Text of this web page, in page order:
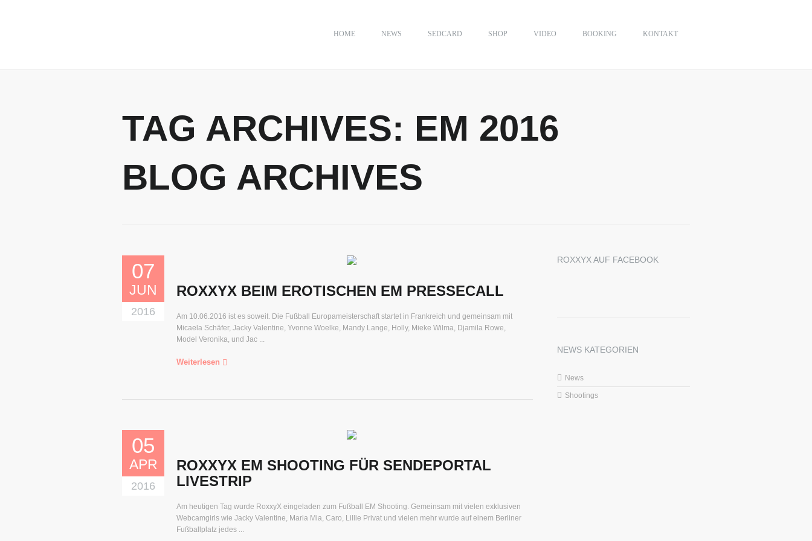
HOME NEWS SEDCARD SHOP VIDEO BOOKING KONTAKT
TAG ARCHIVES: EM 2016
BLOG ARCHIVES
07
JUN
2016
ROXXYX BEIM EROTISCHEN EM PRESSECALL
Am 10.06.2016 ist es soweit. Die Fußball Europameisterschaft startet in Frankreich und gemeinsam mit
Micaela Schäfer, Jacky Valentine, Yvonne Woelke, Mandy Lange, Holly, Mieke Wilma, Djamila Rowe,
Model Veronika, und Jac ...
Weiterlesen
05
APR
2016
ROXXYX EM SHOOTING FÜR SENDEPORTAL
LIVESTRIP
Am heutigen Tag wurde RoxxyX eingeladen zum Fußball EM Shooting. Gemeinsam mit vielen exklusiven
Webcamgirls wie Jacky Valentine, Maria Mia, Caro, Lillie Privat und vielen mehr wurde auf einem Berliner
Fußballplatz jedes ...
ROXXYX AUF FACEBOOK
NEWS KATEGORIEN
News
Shootings